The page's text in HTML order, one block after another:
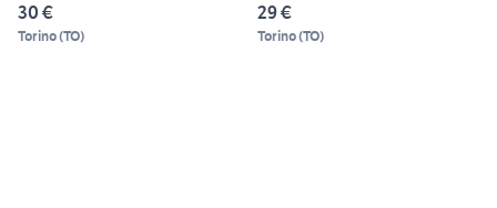
30 €
Torino(TO)
29 €
Torino(TO)